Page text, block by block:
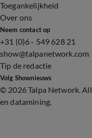
Toegankelijkheid
Over ons
Neem contact op
+31 (0)6 - 549 628 21
show@talpanetwork.com
Tip de redactie
Volg Shownieuws
© 2026 Talpa Network.
en datamining.